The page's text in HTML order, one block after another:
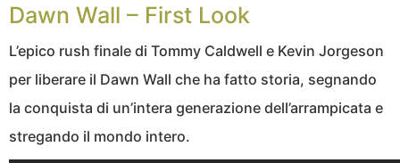
Dawn Wall – First Look
L’epico rush finale di Tommy Caldwell e Kevin Jorgeson
per liberare il Dawn Wall che ha fatto storia, segnando
la conquista di un’intera generazione dell’arrampicata e
stregando il mondo intero.